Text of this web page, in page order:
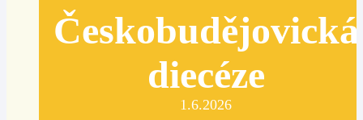
Českobudějovická
diecéze
1.6.2026